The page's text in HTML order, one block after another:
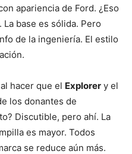
apariencia de Ford. ¿Eso
base es sólida. Pero
de la ingeniería. El estilo
hacer que el Explorer y el
los donantes de
Discutible, pero ahí. La
es mayor. Todos
se reduce aún más.